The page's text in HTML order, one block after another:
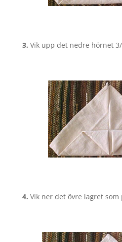
3. Vik upp det nedre hörnet
4. Vik ner det övre lagret som